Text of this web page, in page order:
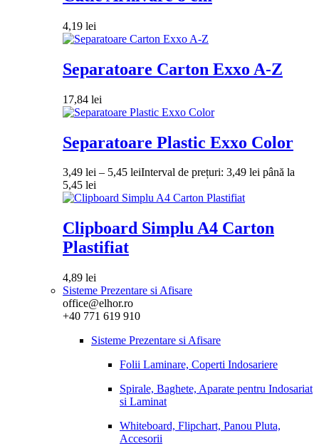
4,19 lei
Separatoare Carton Exxo A-Z
17,84 lei
Separatoare Plastic Exxo Color
3,49 lei – 5,45 leiInterval de prețuri: 3,49 lei până la
5,45 lei
Clipboard Simplu A4 Carton
Plastifiat
4,89 lei
Sisteme Prezentare si Afisare
office@elhor.ro
+40 771 619 910
Sisteme Prezentare si Afisare
Folii Laminare, Coperti Indosariere
Spirale, Baghete, Aparate pentru Indosariat
si Laminat
Whiteboard, Flipchart, Panou Pluta,
Accesorii